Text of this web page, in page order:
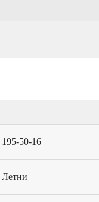
195-50-16
Летни